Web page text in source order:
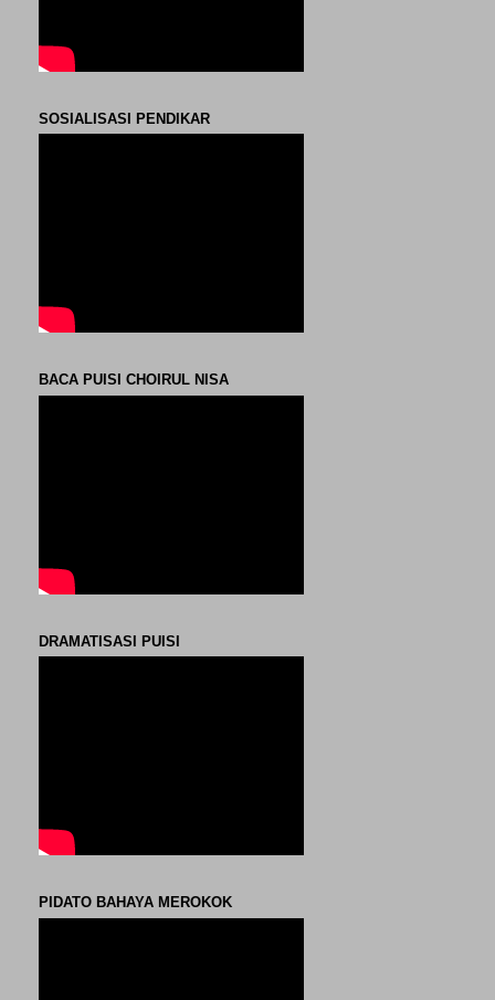
SOSIALISASI PENDIKAR
BACA PUISI CHOIRUL NISA
DRAMATISASI PUISI
PIDATO BAHAYA MEROKOK